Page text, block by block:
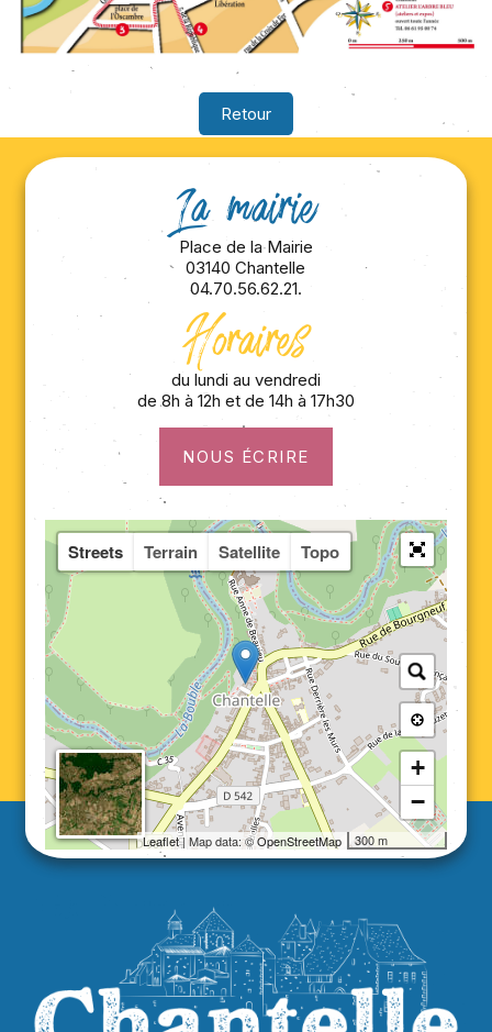
Retour
La mairie
Place de la Mairie
03140 Chantelle
04.70.56.62.21.
Horaires
du lundi au vendredi
de 8h à 12h et de 14h à 17h30
NOUS ÉCRIRE
Streets Terrain Satellite Topo
+
−
300 m
Leaflet| Map data: ©OpenStreetMap